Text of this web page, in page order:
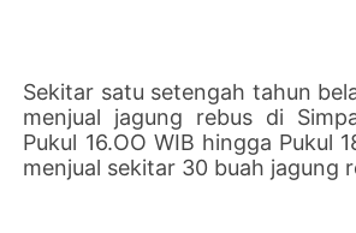
Sekitar satu setengah tahun
menjual jagung rebus di
Pukul 16.OO WIB hingga Pukul
menjual sekitar 30 buah jagung